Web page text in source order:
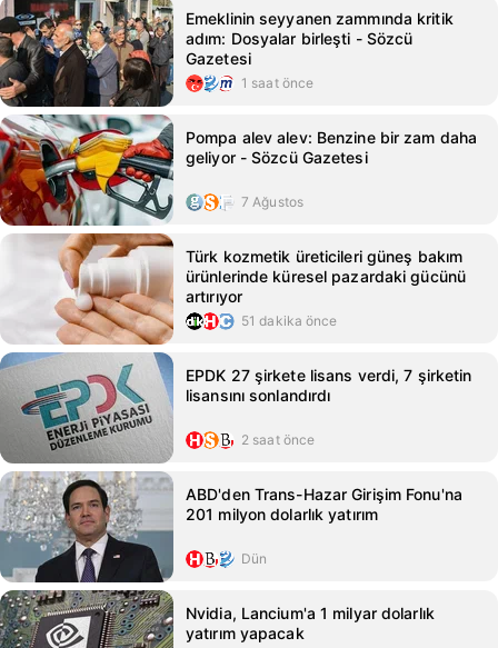
Emeklinin seyyanen zammında kritik
adım: Dosyalar birleşti - Sözcü
Gazetesi
1 saat önce
Pompa alev alev: Benzine bir zam daha
geliyor - Sözcü Gazetesi
7 Ağustos
Türk kozmetik üreticileri güneş bakım
ürünlerinde küresel pazardaki gücünü
artırıyor
51 dakika önce
EPDK 27 şirkete lisans verdi, 7 şirketin
lisansını sonlandırdı
2 saat önce
ABD'den Trans-Hazar Girişim Fonu'na
201 milyon dolarlık yatırım
Dün
Nvidia, Lancium'a 1 milyar dolarlık
yatırım yapacak